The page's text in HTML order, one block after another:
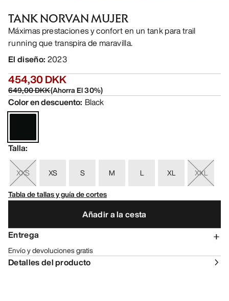
TANK NORVAN MUJER
Máximas prestaciones y confort en un tank para trail
running que transpira de maravilla.
El diseño: 2023
454,30 DKK
649,00 DKK(Ahorra El30%)
Color en descuento: Black
Talla:
XXS XS S M L XL
XXL
Tabla de tallas y guía de cortes
Añadir a la cesta
Entrega
Envío y devoluciones gratis
Detalles del producto